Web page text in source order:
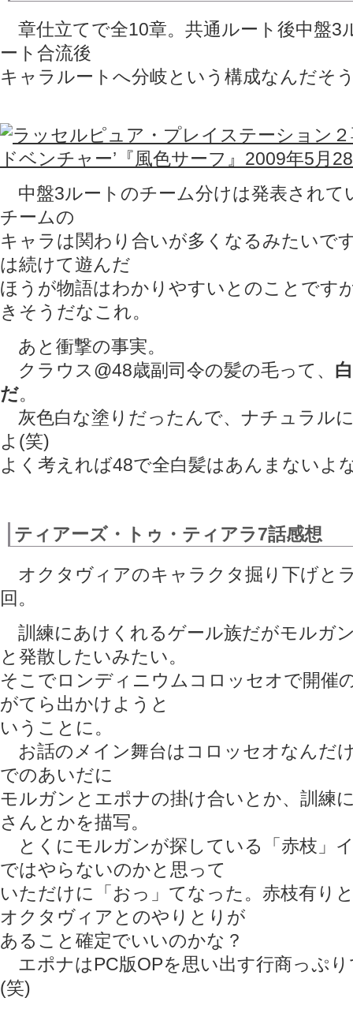
章仕立てで全10章。共通ルート後中盤3
ート合流後
キャラルートへ分岐という構成なんだそ
中盤3ルートのチーム分けは発表されて
チームの
キャラは関わり合いが多くなるみたいで
は続けて遊んだ
ほうが物語はわかりやすいとのことです
きそうだなこれ。
あと衝撃の事実。
クラウス@48歳副司令の髪の毛って、
だ。
灰色白な塗りだったんで、ナチュラル
よ(笑)
よく考えれば48で全白髪はあんまないよ
ティアーズ・トゥ・ティアラ7話感想
オクタヴィアのキャラクタ掘り下げと
回。
訓練にあけくれるゲール族だがモルガ
と発散したいみたい。
そこでロンディニウムコロッセオで開催
がてら出かけようと
いうことに。
お話のメイン舞台はコロッセオなんだ
でのあいだに
モルガンとエポナの掛け合いとか、訓練
さんとかを描写。
とくにモルガンが探している「赤枝」
ではやらないのかと思って
いただけに「おっ」てなった。赤枝有り
オクタヴィアとのやりとりが
あること確定でいいのかな？
エポナはPC版OPを思い出す行商っぷ
(笑)